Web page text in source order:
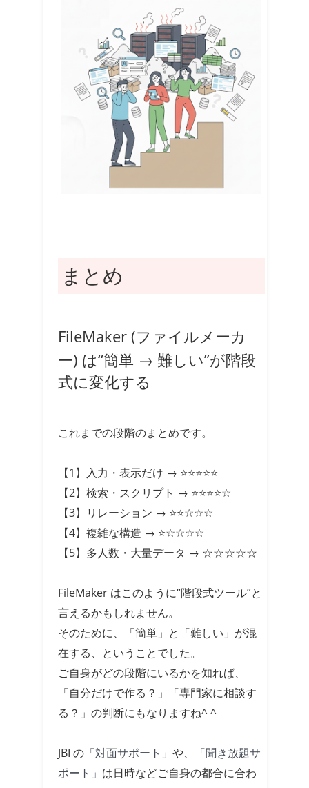
まとめ
FileMaker (ファイルメーカ
ー) は“簡単 → 難しい”が階段
式に変化する
これまでの段階のまとめです。
【1】入力・表示だけ → ⭐⭐⭐⭐⭐
【2】検索・スクリプト → ⭐⭐⭐⭐☆
【3】リレーション → ⭐⭐☆☆☆
【4】複雑な構造 → ⭐☆☆☆☆
【5】多人数・大量データ → ☆☆☆☆☆
FileMaker はこのように“階段式ツール”と
言えるかもしれません。
そのために、「簡単」と「難しい」が混
在する、ということでした。
ご自身がどの段階にいるかを知れば、
「自分だけで作る？」「専門家に相談す
る？」の判断にもなりますね^ ^
JBI の「対面サポート」 や、
「聞き放題サ
ポート」 は日時などご自身の都合に合わ